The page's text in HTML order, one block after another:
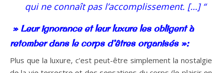
qui ne connaît pas l’accomplissement. […] “
» Leur ignorance et leur luxure les obligent à
retomber dans le corps d’êtres organisés »:
Plus que la luxure, c’est peut-être simplement la nostalgie